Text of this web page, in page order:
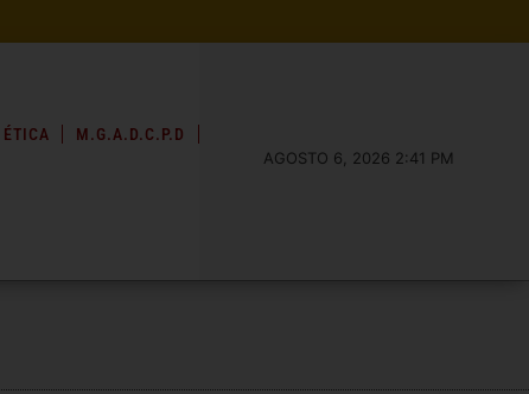
ÉTICA M.G.A.D.C.P.D
AGOSTO 6, 2026 2:41 PM